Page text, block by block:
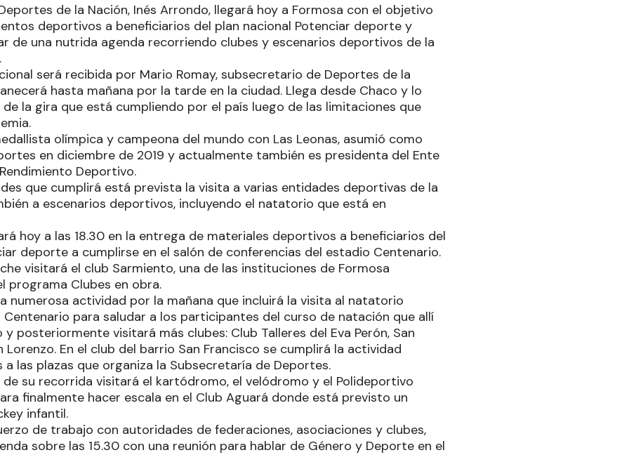
de la Nación, Inés Arrondo, llegará hoy a Formosa con el objetivo
deportivos a beneficiarios del plan nacional Potenciar deporte y
de una nutrida agenda recorriendo clubes y escenarios deportivos de la
será recibida por Mario Romay, subsecretario de Deportes de la
hasta mañana por la tarde en la ciudad. Llega desde Chaco y lo
la gira que está cumpliendo por el país luego de las limitaciones que
olímpica y campeona del mundo con Las Leonas, asumió como
en diciembre de 2019 y actualmente también es presidenta del Ente
Deportivo.
que cumplirá está prevista la visita a varias entidades deportivas de la
a escenarios deportivos, incluyendo el natatorio que está en
hoy a las 18.30 en la entrega de materiales deportivos a beneficiarios del
deporte a cumplirse en el salón de conferencias del estadio Centenario.
visitará el club Sarmiento, una de las instituciones de Formosa
programa Clubes en obra.
numerosa actividad por la mañana que incluirá la visita al natatorio
Centenario para saludar a los participantes del curso de natación que allí
posteriormente visitará más clubes: Club Talleres del Eva Perón, San
Lorenzo. En el club del barrio San Francisco se cumplirá la actividad
las plazas que organiza la Subsecretaría de Deportes.
su recorrida visitará el kartódromo, el velódromo y el Polideportivo
finalmente hacer escala en el Club Aguará donde está previsto un
infantil.
de trabajo con autoridades de federaciones, asociaciones y clubes,
sobre las 15.30 con una reunión para hablar de Género y Deporte en el